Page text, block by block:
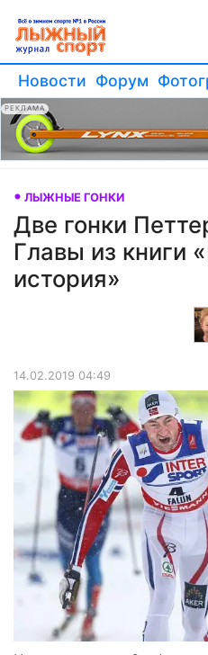
Новости Форум
РЕКЛАМА
ЛЫЖНЫЕ ГОНКИ
Две гонки
Главы из книги
история»
14.02.2019 04:49